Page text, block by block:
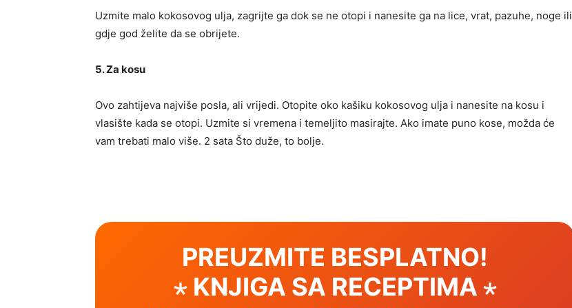
Uzmite malo kokosovog ulja, zagrijte ga dok se ne otopi i nanesite ga na lice, vrat, pazuhe, noge ili
gdje god želite da se obrijete.
5. Za kosu
Ovo zahtijeva najviše posla, ali vrijedi. Otopite oko kašiku kokosovog ulja i nanesite na kosu i
vlasište kada se otopi. Uzmite si vremena i temeljito masirajte. Ako imate puno kose, možda će
vam trebati malo više. 2 sata Što duže, to bolje.
PREUZMITE BESPLATNO!
⋆ KNJIGA SA RECEPTIMA ⋆